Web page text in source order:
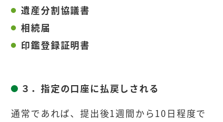
遺産分割協議書
相続届
印鑑登録証明書
３．指定の口座に払戻しされる
通常であれば、提出後1週間から10日程度で